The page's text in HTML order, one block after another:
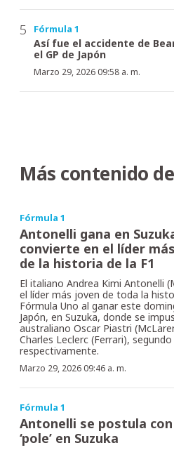
Fórmula 1
Así fue el accidente de
el GP de Japón
Marzo 29, 2026 09:58 a. m.
Más contenido
Fórmula 1
Antonelli gana en
convierte en el líder
de la historia de la F1
El italiano Andrea Kimi Antonelli
el líder más joven de toda la
Fórmula Uno al ganar este
Japón, en Suzuka, donde se
australiano Oscar Piastri
Charles Leclerc (Ferrari),
respectivamente.
Marzo 29, 2026 09:46 a. m.
Fórmula 1
Antonelli se postula
‘pole’ en Suzuka